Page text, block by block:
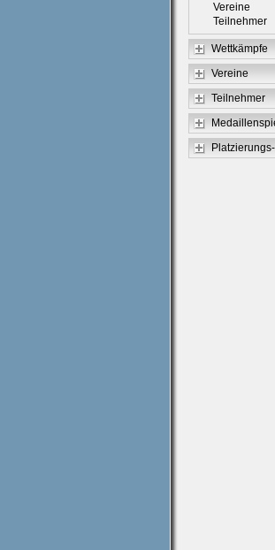
Vereine
Teilnehmer
Wettkämpfe
Vereine
Teilnehmer